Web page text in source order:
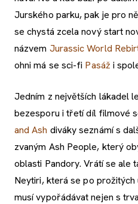
Jurského parku, pak je pro
se chystá zcela nový start
názvem Jurassic World
ohni má se sci-fi Pasáž i
Jedním z největších lákadel
bezesporu i třetí díl filmové
and Ash diváky seznámí s
zvaným Ash People, který
oblasti Pandory. Vrátí se ale
Neytiri, která se po
musí vypořádávat nejen s